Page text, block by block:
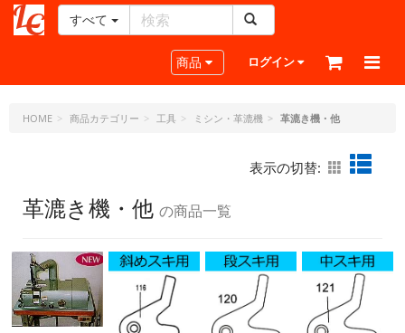
ー
ラ
ッ
ト・
ェ
ー
ピ
ー
すべて
Toggle navigation
商品 ログイン
HOME 商品カテゴリー 工具 ミシン・革漉機 革漉き機・他
表示の切替:
革漉き機・他 の商品一覧